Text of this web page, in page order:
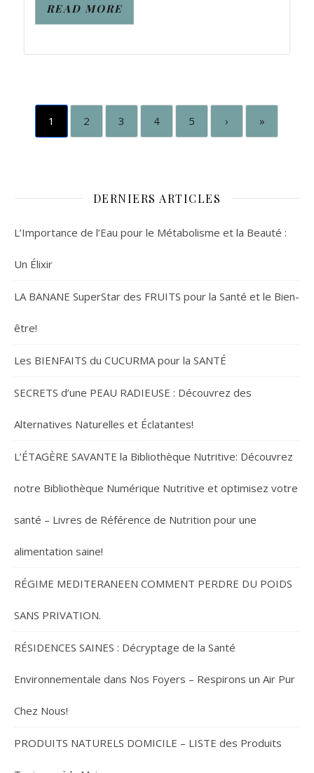
READ MORE
1 2 3 4 5 › »
DERNIERS ARTICLES
L’Importance de l’Eau pour le Métabolisme et la Beauté :
Un Élixir
LA BANANE SuperStar des FRUITS pour la Santé et le Bien-
être!
Les BIENFAITS du CUCURMA pour la SANTÉ
SECRETS d’une PEAU RADIEUSE : Découvrez des
Alternatives Naturelles et Éclatantes!
L’ÉTAGÈRE SAVANTE la Bibliothèque Nutritive: Découvrez
notre Bibliothèque Numérique Nutritive et optimisez votre
santé – Livres de Référence de Nutrition pour une
alimentation saine!
RÉGIME MEDITERANEEN COMMENT PERDRE DU POIDS
SANS PRIVATION.
RÉSIDENCES SAINES : Décryptage de la Santé
Environnementale dans Nos Foyers – Respirons un Air Pur
Chez Nous!
PRODUITS NATURELS DOMICILE – LISTE des Produits